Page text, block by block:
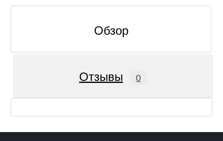
Обзор
Отзывы 0